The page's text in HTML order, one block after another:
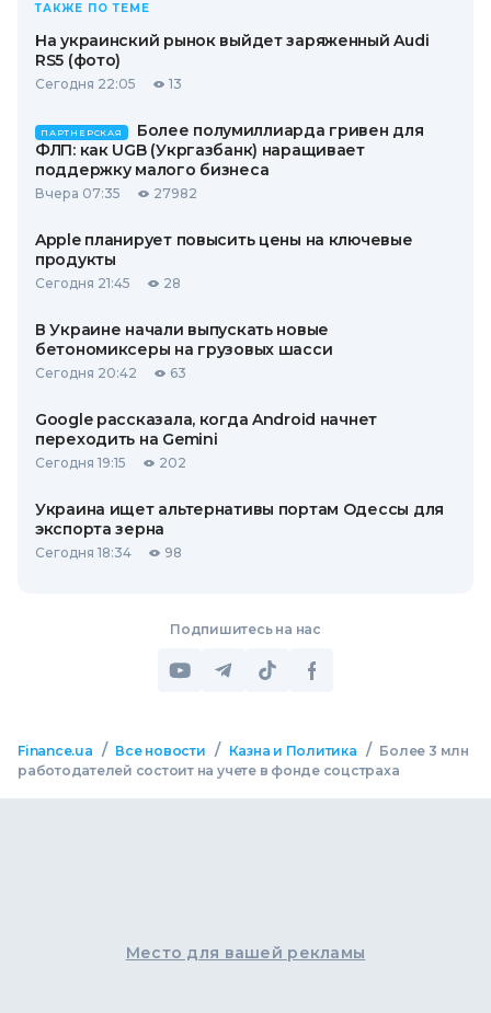
ТАКЖЕ ПО ТЕМЕ
На украинский рынок выйдет заряженный Audi
RS5 (фото)
Сегодня 22:05 13
ПАРТНЕРСКАЯ
Более полумиллиарда гривен для
ФЛП: как UGB (Укргазбанк) наращивает
поддержку малого бизнеса
Вчера 07:35 27982
Apple планирует повысить цены на ключевые
продукты
Сегодня 21:45 28
В Украине начали выпускать новые
бетономиксеры на грузовых шасси
Сегодня 20:42 63
Google рассказала, когда Android начнет
переходить на Gemini
Сегодня 19:15 202
Украина ищет альтернативы портам Одессы для
экспорта зерна
Сегодня 18:34 98
Подпишитесь на нас
Finance.ua / Все новости / Казна и Политика / Более 3 млн
работодателей состоит на учете в фонде соцстраха
Место для вашей рекламы